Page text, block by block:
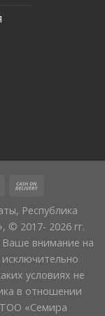
Республика
© 2017- 2026 гг.
внимание на
условиях не
в отношении
ТОО «Семира